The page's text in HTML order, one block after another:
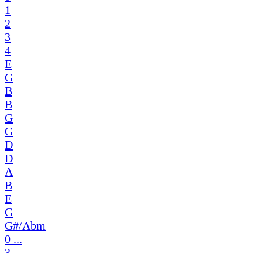
1
2
3
4
E
G
B
B
G
G
D
D
A
B
E
G
G#/Abm
0 ...